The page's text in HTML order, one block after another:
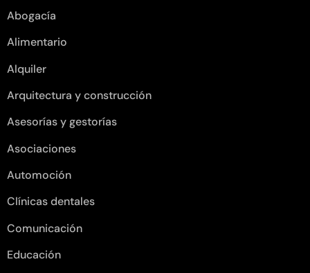
Abogacía
Alimentario
Alquiler
Arquitectura y construcción
Asesorías y gestorías
Asociaciones
Automoción
Clínicas dentales
Comunicación
Educación